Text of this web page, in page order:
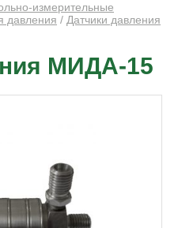
измерительные
давления / Датчики давления
МИДА-15